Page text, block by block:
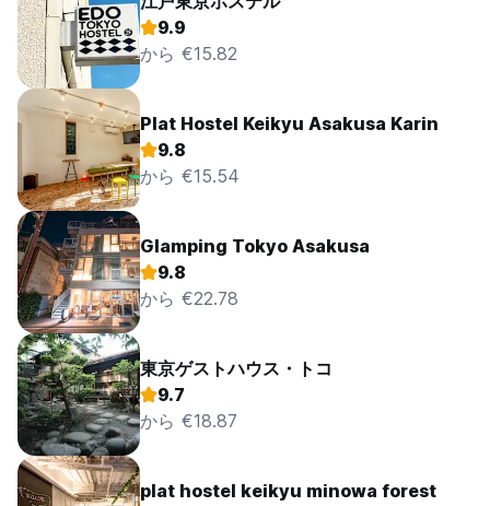
9.9
から €15.82
Plat Hostel Keikyu Asakusa Karin
9.8
から €15.54
Glamping Tokyo Asakusa
9.8
から €22.78
東京ゲストハウス・トコ
9.7
から €18.87
plat hostel keikyu minowa forest